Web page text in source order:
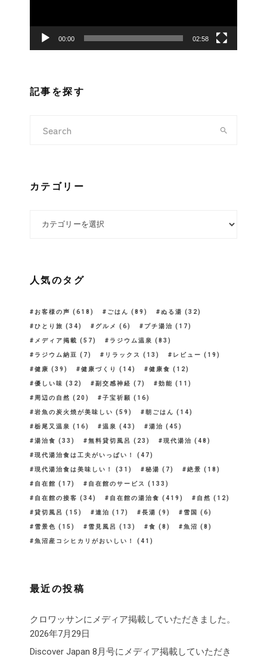
ー
00:00 02:58
記事を探す
カテゴリー
人気のタグ
お客様の声 (618) ごはん (89) ぬる湯 (32)
ひとり旅 (34) グルメ (6) プチ湯治 (17)
メディア掲載 (57) ラジウム温泉 (83)
ラジウム納豆 (7) リラックス (13) レビュー (19)
健康 (39) 健康づくり (14) 健康食 (12)
優しい味 (32) 副交感神経 (7) 効能 (11)
周辺の自然 (20) 子宝祈願 (16)
岩魚の炭火焼が美味しい (59) 朝ごはん (14)
栃尾又温泉 (16) 温泉 (43) 湯治 (45)
湯治食 (33) 無料貸切風呂 (23) 現代湯治 (48)
現代湯治食は工夫がいっぱい！ (47)
現代湯治食は美味しい！ (31) 秘湯 (7) 絶景 (18)
自在館 (17) 自在館のサービス (133)
自在館の接客 (34) 自在館の湯治食 (419) 自然 (12)
貸切風呂 (15) 連泊 (17) 長湯 (9) 雪国 (6)
雪景色 (15) 雪見風呂 (13) 食 (8) 魚沼 (8)
魚沼産コシヒカリがおいしい！ (41)
最近の投稿
クロワッサンにメディア掲載していただきました。
2026年7月29日
Discover Japan 8月号にメディア掲載していただき